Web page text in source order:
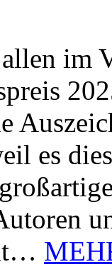
im
es